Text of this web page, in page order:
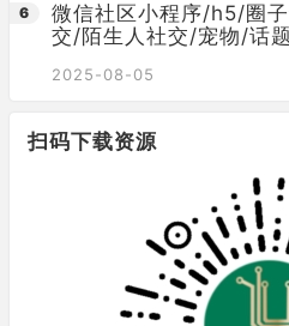
微信社区小程序/h5/圈
交/陌生人社交/宠物/话
2025-08-05
扫码下载资源